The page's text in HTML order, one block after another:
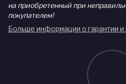
на приобретенный при
покупателем!
Больше информации о гарантии и